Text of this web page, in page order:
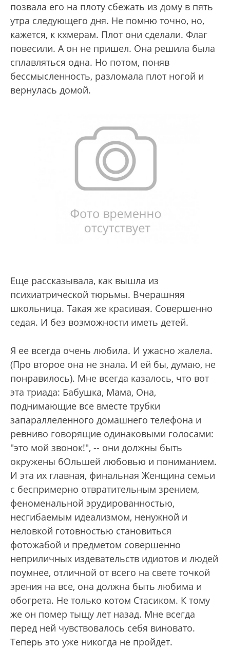
позвала его на плоту сбежать из дому в пять
утра следующего дня. Не помню точно, но,
кажется, к кхмерам. Плот они сделали. Флаг
повесили. А он не пришел. Она решила была
сплавляться одна. Но потом, поняв
бессмысленность, разломала плот ногой и
вернулась домой.
Еще рассказывала, как вышла из
психиатрической тюрьмы. Вчерашняя
школьница. Такая же красивая. Совершенно
седая. И без возможности иметь детей.
Я ее всегда очень любила. И ужасно жалела.
(Про второе она не знала. И ей бы, думаю, не
понравилось). Мне всегда казалось, что вот
эта триада: Бабушка, Мама, Она,
поднимающие все вместе трубки
запараллеленного домашнего телефона и
ревниво говорящие одинаковыми голосами:
"это мой звонок!", -- они должны быть
окружены бОльшей любовью и пониманием.
И эта их главная, финальная Женщина семьи
с беспримерно отвратительным зрением,
феноменальной эрудированностью,
несгибаемым идеализмом, ненужной и
неловкой готовностью становиться
фотожабой и предметом совершенно
неприличных издевательств идиотов и людей
поумнее, отличной от всего на свете точкой
зрения на все, она должна быть любима и
обогрета. Не только котом Стасиком. К тому
же он помер тыщу лет назад. Мне всегда
перед ней чувствовалось себя виновато.
Теперь это уже никогда не пройдет.